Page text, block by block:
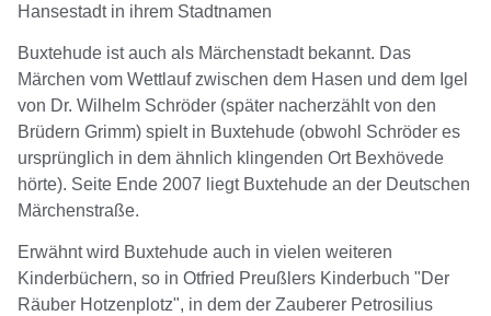
Hansestadt in ihrem Stadtnamen
Buxtehude ist auch als Märchenstadt bekannt. Das
Märchen vom Wettlauf zwischen dem Hasen und dem Igel
von Dr. Wilhelm Schröder (später nacherzählt von den
Brüdern Grimm) spielt in Buxtehude (obwohl Schröder es
ursprünglich in dem ähnlich klingenden Ort Bexhövede
hörte). Seite Ende 2007 liegt Buxtehude an der Deutschen
Märchenstraße.
Erwähnt wird Buxtehude auch in vielen weiteren
Kinderbüchern, so in Otfried Preußlers Kinderbuch "Der
Räuber Hotzenplotz", in dem der Zauberer Petrosilius